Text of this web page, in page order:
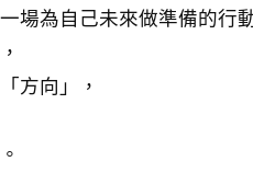
場為自己未來做準備的行
方向」，